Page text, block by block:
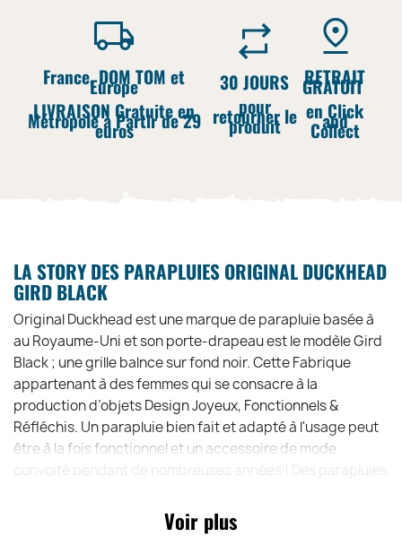
France, DOM TOM et
Europe
LIVRAISON Gratuite en
Métropole à Partir de 29
euros
30 JOURS
pour
retourner le
produit
RETRAIT
GRATUIT
en Click
and
Collect
LA STORY DES PARAPLUIES ORIGINAL DUCKHEAD
GIRD BLACK
Original Duckhead est une marque de parapluie basée à
au Royaume-Uni et son porte-drapeau est le modèle Gird
Black ; une grille balnce sur fond noir. Cette Fabrique
appartenant à des femmes qui se consacre à la
production d’objets Design Joyeux, Fonctionnels &
Réfléchis. Un parapluie bien fait et adapté à l'usage peut
être à la fois fonctionnel et un accessoire de mode
à partir de matériaux recyclés, recyclables,
Voir plus